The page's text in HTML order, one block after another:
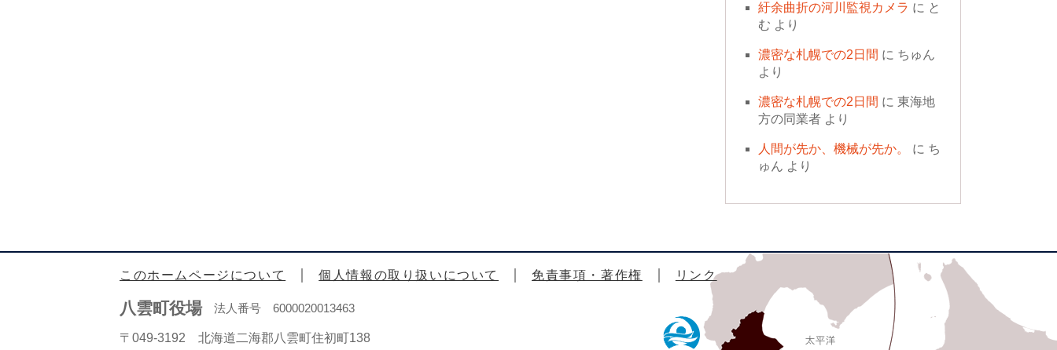
紆余曲折の河川監視カメラ に と
む より
濃密な札幌での2日間 に ちゅん
より
濃密な札幌での2日間 に 東海地
方の同業者より
人間が先か、機械が先か。 に ち
ゅん より
このホームページについて 個人情報の取り扱いについて 免責事項・著作権 リンク
八雲町役場法人番号 6000020013463
〒049-3192 北海道二海郡八雲町住初町138